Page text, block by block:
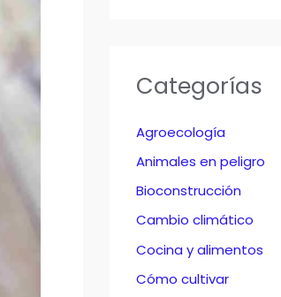
Categorías
Agroecología
Animales en peligro
Bioconstrucción
Cambio climático
Cocina y alimentos
Cómo cultivar